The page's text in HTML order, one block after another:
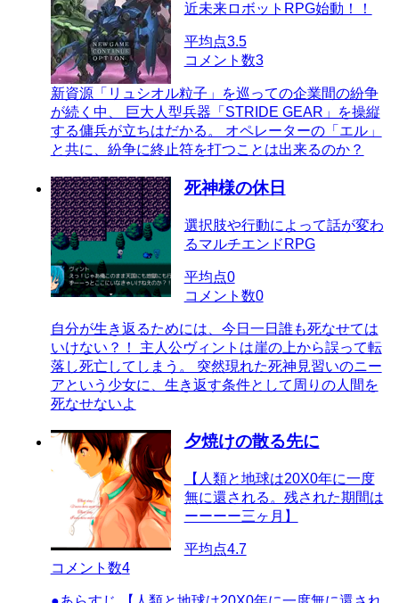
近未来ロボットRPG始動！！
平均点3.5
コメント数3
新資源「リュシオル粒子」を巡っての企業間の紛争
が続く中、 巨大人型兵器「STRIDE GEAR」を操縦
する傭兵が立ちはだかる。 オペレーターの「エル」
と共に、紛争に終止符を打つことは出来るのか？
死神様の休日
選択肢や行動によって話が変わ
るマルチエンドRPG
平均点0
コメント数0
自分が生き返るためには、今日一日誰も死なせては
いけない？！ 主人公ヴィントは崖の上から誤って転
落し死亡してしまう。 突然現れた死神見習いのニー
アという少女に、生き返す条件として周りの人間を
死なせないよ
夕焼けの散る先に
【人類と地球は20X0年に一度
無に還される。残された期間は
ーーーー三ヶ月】
平均点4.7
コメント数4